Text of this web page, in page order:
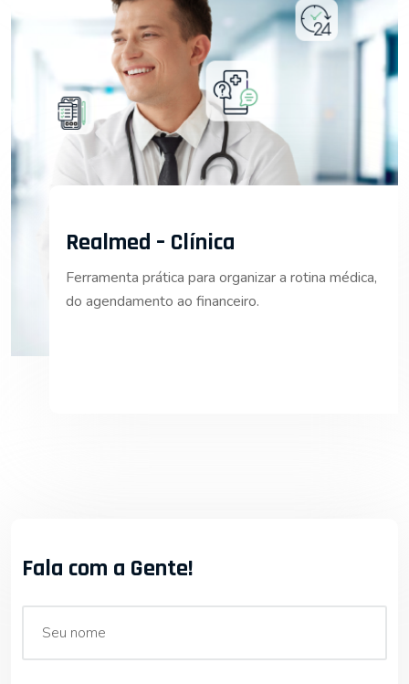
Realmed – Clínica
Ferramenta prática para organizar a rotina médica,
do agendamento ao financeiro.
Fala com a Gente!